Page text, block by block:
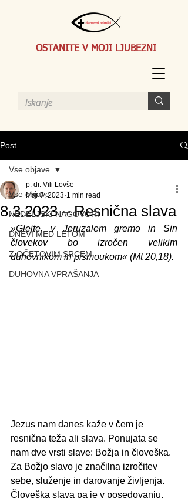
OSTANITE V MOJI LJUBEZNI
Post
Vse objave
NEDELJSKI NAGOVORI
DNEVI MED LETOM
Z OČETOVIM SRCEM
DUHOVNA VPRAŠANJA
Vse objave
8.3.2023 – Resnična slava
p. dr. Vili Lovše
Mar 7, 2023 1 min read
»Glejte, v Jeruzalem gremo in Sin
človekov bo izro­čen velikim
duhovnikom in pismoukom« (Mt 20,18).
Jezus nam danes kaže v čem je
resnična teža ali slava. Ponujata se
nam dve vrsti slave: Božja in človeška.
Za Božjo slavo je značilna izročitev
sebe, služenje in darovanje življenja.
Človeška slava pa je v posedovanju,